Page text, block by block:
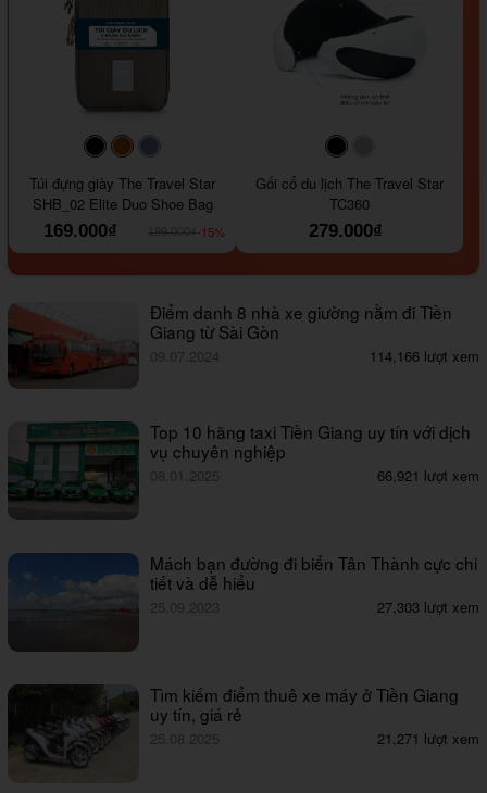
#000000#964B00
Túi đựng giày The Travel Star
SHB_02 Elite Duo Shoe Bag
169.000₫
-15%
Gối cổ du lịch The Travel Star
TC360
279.000₫
Điểm danh 8 nhà xe giường nằm đi Tiền
Giang từ Sài Gòn
09.07.2024 114,166 lượt xem
Top 10 hãng taxi Tiền Giang uy tín với dịch
vụ chuyên nghiệp
08.01.2025 66,921 lượt xem
Mách bạn đường đi biển Tân Thành cực chi
tiết và dễ hiểu
25.09.2023 27,303 lượt xem
Tìm kiếm điểm thuê xe máy ở Tiền Giang
uy tín, giá rẻ
25.08.2025 21,271 lượt xem